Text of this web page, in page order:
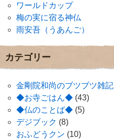
ワールドカップ
梅の実に宿る神仏
雨安吾（うあんご）
カテゴリー
金剛院和尚のブツブツ雑記
◆お寺ごはん◆ (43)
◆仏のことば◆ (5)
デジブック (8)
おふどうクン (10)